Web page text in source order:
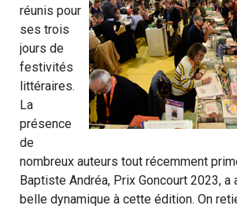
réunis pour
ses trois
jours de
festivités
littéraires.
La
présence
de
nombreux auteurs tout récemment
Baptiste Andréa, Prix Goncourt 2023, a
belle dynamique à cette édition. On